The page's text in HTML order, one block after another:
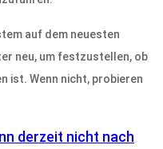
auf dem neuesten
neu, um festzustellen, ob
ist. Wenn nicht, probieren
derzeit nicht nach